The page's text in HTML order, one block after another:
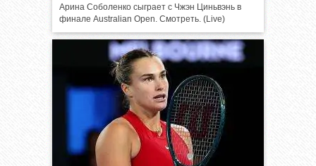
Арина Соболенко сыграет с Чжэн Циньвэнь в
финале Australian Open. Смотреть. (Live)